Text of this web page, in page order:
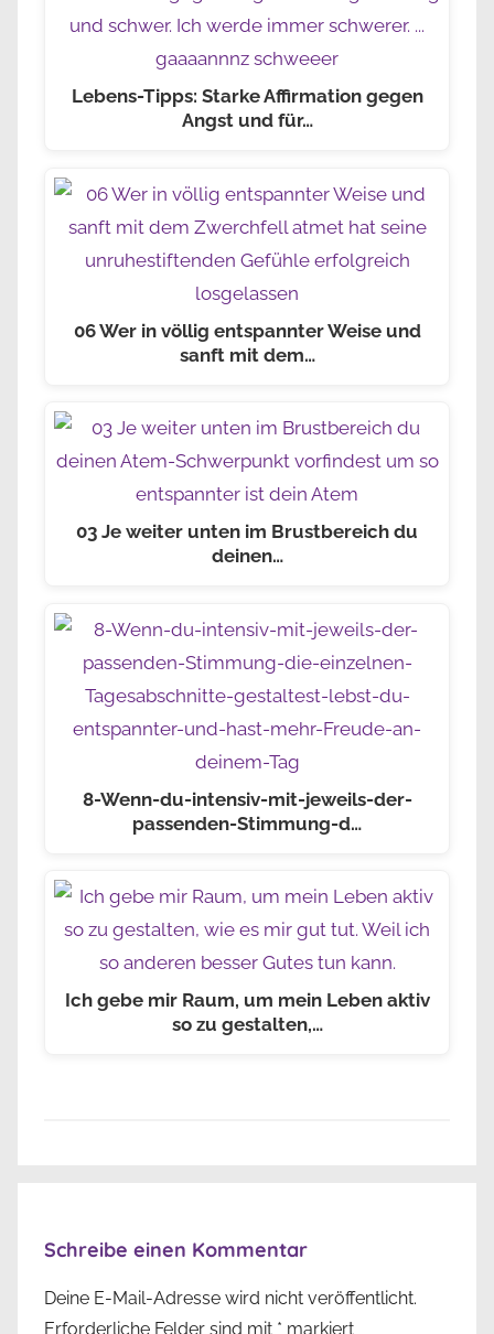
Lebens-Tipps: Starke Affirmation gegen
Angst und für…
06 Wer in völlig entspannter Weise und
sanft mit dem…
03 Je weiter unten im Brustbereich du
deinen…
8-Wenn-du-intensiv-mit-jeweils-der-
passenden-Stimmung-d…
Ich gebe mir Raum, um mein Leben aktiv
so zu gestalten,…
Schreibe einen Kommentar
Deine E-Mail-Adresse wird nicht veröffentlicht.
Erforderliche Felder sind mit * markiert